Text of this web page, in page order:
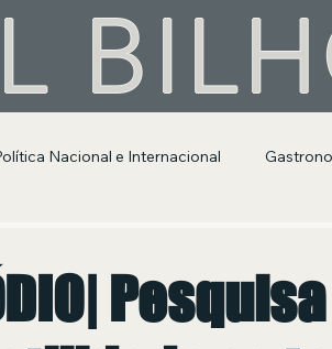
Nacional e Internacional
Pesquisa